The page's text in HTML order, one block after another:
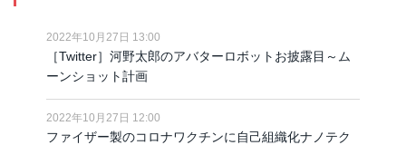
2022年10月27日 13:00
［Twitter］河野太郎のアバターロボットお披露目～ム
ーンショット計画
2022年10月27日 12:00
ファイザー製のコロナワクチンに自己組織化ナノテク